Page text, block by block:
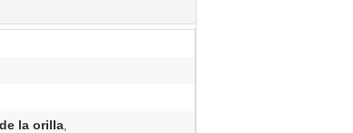
la orilla,